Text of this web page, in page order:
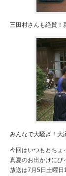
三田村さんも絶賛！
みんなで大騒ぎ！大
今回はいつもとちょ
真夏のお出かけにぴ
放送は7月5日土曜日